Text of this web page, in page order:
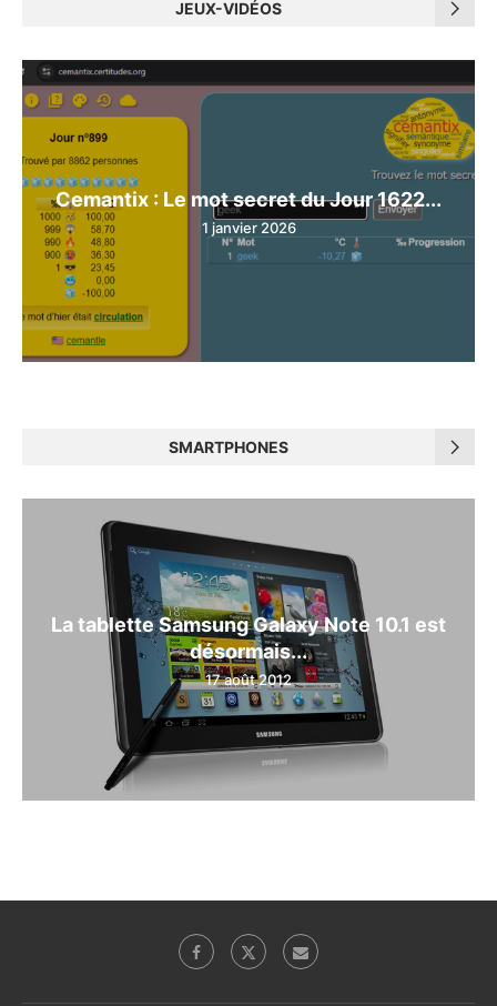
JEUX-VIDÉOS
Cemantix : Le mot secret du Jour 1622...
1 janvier 2026
SMARTPHONES
La tablette Samsung Galaxy Note 10.1 est
désormais...
17 août 2012